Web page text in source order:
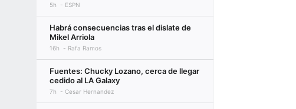
5h ESPN
Habrá consecuencias tras el dislate de
Mikel Arriola
16h Rafa Ramos
Fuentes: Chucky Lozano, cerca de llegar
cedido al LA Galaxy
7h Cesar Hernandez